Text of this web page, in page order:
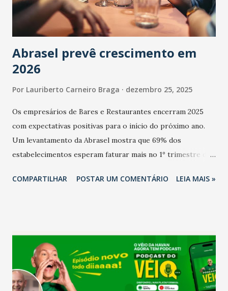
Abrasel prevê crescimento em
2026
Por Lauriberto Carneiro Braga dezembro 25, 2025
Os empresários de Bares e Restaurantes encerram 2025
com expectativas positivas para o início do próximo ano.
Um levantamento da Abrasel mostra que 69% dos
estabelecimentos esperam faturar mais no 1º trimestre de
relação ao último trimestre deste ano, 56% também
confraternizações de fim de ano e pelo pagamento do 13º
Salário para um número maior de trabalhadores, já que o
país tem a menor taxa de desemprego dos anos recentes.
Ainda segundo a Pesquisa, em novembro de 2025, 40% dos
COMPARTILHAR POSTAR UM COMENTÁRIO LEIA MAIS »